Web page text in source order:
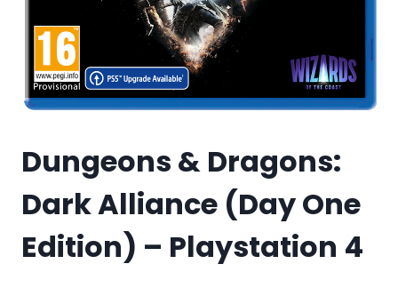
Dungeons & Dragons:
Dark Alliance (Day One
Edition) – Playstation 4